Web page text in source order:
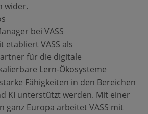
wider.
bei VASS
etabliert VASS als
für die digitale
Lern-Ökosysteme
Fähigkeiten in den Bereichen
KI unterstützt werden. Mit einer
ganz Europa arbeitet VASS mit